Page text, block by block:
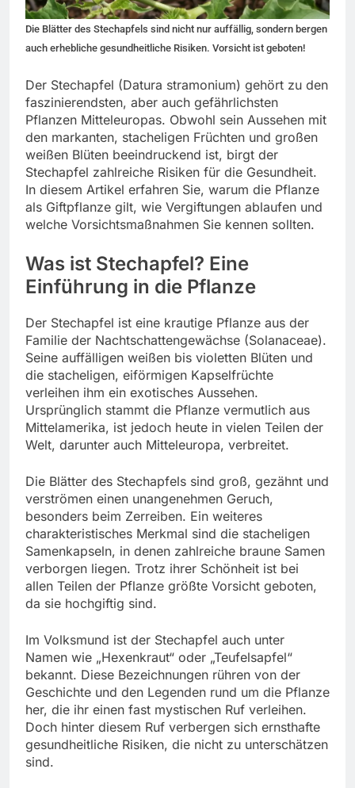
Die Blätter des Stechapfels sind nicht nur auffällig, sondern bergen
auch erhebliche gesundheitliche Risiken. Vorsicht ist geboten!
Der Stechapfel (Datura stramonium) gehört zu den
faszinierendsten, aber auch gefährlichsten
Pflanzen Mitteleuropas. Obwohl sein Aussehen mit
den markanten, stacheligen Früchten und großen
weißen Blüten beeindruckend ist, birgt der
Stechapfel zahlreiche Risiken für die Gesundheit.
In diesem Artikel erfahren Sie, warum die Pflanze
als Giftpflanze gilt, wie Vergiftungen ablaufen und
welche Vorsichtsmaßnahmen Sie kennen sollten.
Was ist Stechapfel? Eine
Einführung in die Pflanze
Der Stechapfel ist eine krautige Pflanze aus der
Familie der Nachtschattengewächse (Solanaceae).
Seine auffälligen weißen bis violetten Blüten und
die stacheligen, eiförmigen Kapselfrüchte
verleihen ihm ein exotisches Aussehen.
Ursprünglich stammt die Pflanze vermutlich aus
Mittelamerika, ist jedoch heute in vielen Teilen der
Welt, darunter auch Mitteleuropa, verbreitet.
Die Blätter des Stechapfels sind groß, gezähnt und
verströmen einen unangenehmen Geruch,
besonders beim Zerreiben. Ein weiteres
charakteristisches Merkmal sind die stacheligen
Samenkapseln, in denen zahlreiche braune Samen
verborgen liegen. Trotz ihrer Schönheit ist bei
allen Teilen der Pflanze größte Vorsicht geboten,
da sie hochgiftig sind.
Im Volksmund ist der Stechapfel auch unter
Namen wie „Hexenkraut“ oder „Teufelsapfel“
bekannt. Diese Bezeichnungen rühren von der
Geschichte und den Legenden rund um die Pflanze
her, die ihr einen fast mystischen Ruf verleihen.
Doch hinter diesem Ruf verbergen sich ernsthafte
gesundheitliche Risiken, die nicht zu unterschätzen
sind.